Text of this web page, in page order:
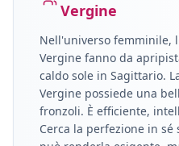
Vergine
Nell'universo femminile,
Vergine fanno da
caldo sole in Sagittario.
Vergine possiede una
fronzoli. È efficiente,
Cerca la perfezione in